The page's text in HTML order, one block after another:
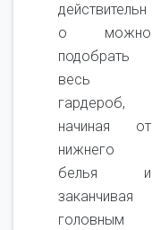
действительн
о можно
подобрать
весь
гардероб,
начиная от
нижнего
белья и
заканчивая
головным